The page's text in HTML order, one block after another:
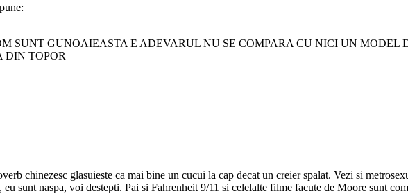
SUNT GUNOAIEASTA E ADEVARUL NU SE COMPARA CU NICI UN
DIN TOPOR
chinezesc glasuieste ca mai bine un cucui la cap decat un creier spalat. Vezi si
sunt naspa, voi destepti. Pai si Fahrenheit 9/11 si celelalte filme facute de Moore sunt